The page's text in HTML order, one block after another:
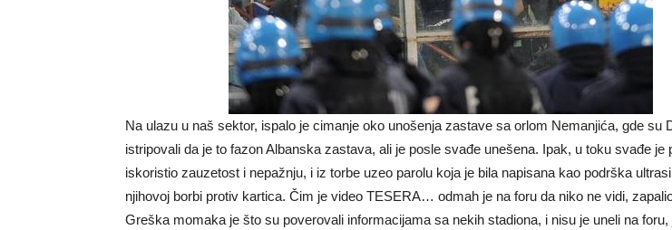
Na ulazu u naš sektor, ispalo je cimanje oko unošenja zastave sa orlom Nemanjića, gde su
istripovali da je to fazon Albanska zastava, ali je posle svađe unešena. Ipak, u toku svađe je
iskoristio zauzetost i nepažnju, i iz torbe uzeo parolu koja je bila napisana kao podrška
njihovoj borbi protiv kartica. Čim je video TESERA… odmah je na foru da niko ne vidi,
Greška momaka je što su poverovali informacijama sa nekih stadiona, i nisu je uneli na foru,